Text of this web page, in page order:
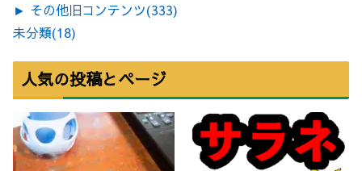
► その他旧コンテンツ(333)
未分類(18)
人気の投稿とページ